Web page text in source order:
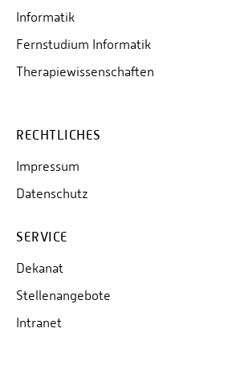
Informatik
Fernstudium Informatik
Therapiewissenschaften
RECHTLICHES
Impressum
Datenschutz
SERVICE
Dekanat
Stellenangebote
Intranet